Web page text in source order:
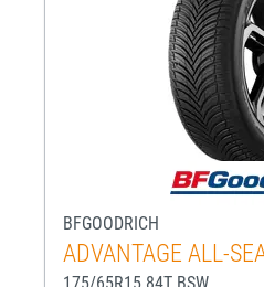
BFGOODRICH
ADVANTAGE ALL-